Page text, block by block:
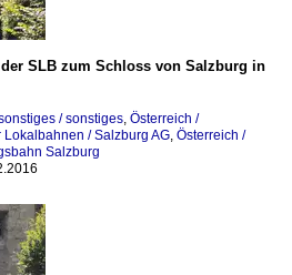
SLB zum Schloss von Salzburg in
/ sonstiges, Österreich /
/ Salzburg AG, Österreich /
Salzburg